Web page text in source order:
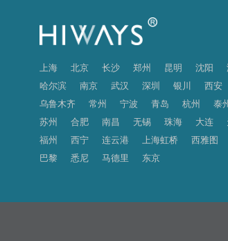
上海 北京 长沙 郑州 昆明 沈阳
哈尔滨
南京 武汉 深圳 银川 西安
乌鲁木齐
常州 宁波 青岛 杭州 泰
苏州
合肥 南昌 无锡 珠海 大连
福州
西宁 连云港 上海虹桥 西雅图
巴黎
悉尼 马德里 东京